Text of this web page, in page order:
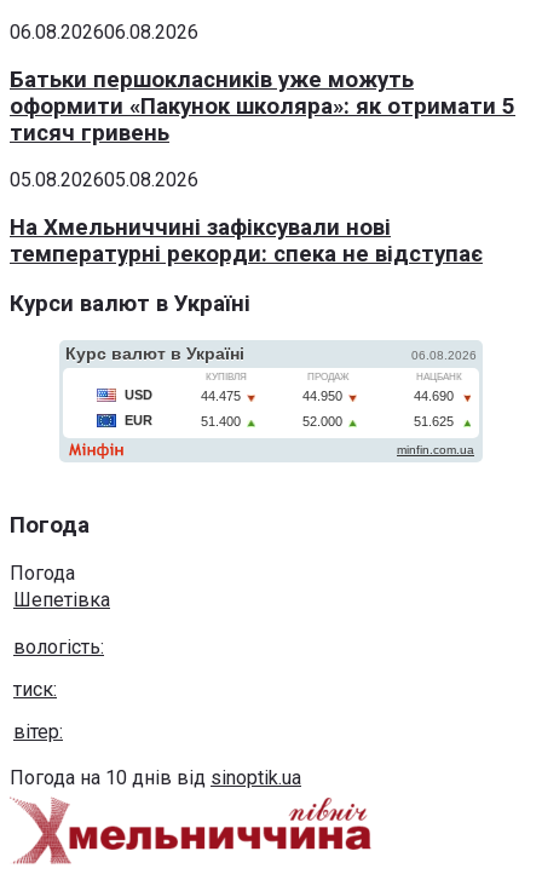
06.08.202606.08.2026
Батьки першокласників уже можуть
оформити «Пакунок школяра»: як отримати 5
тисяч гривень
05.08.202605.08.2026
На Хмельниччині зафіксували нові
температурні рекорди: спека не відступає
Курси валют в Україні
Погода
Погода
Шепетівка
вологість:
тиск:
вітер:
Погода на 10 днів від sinoptik.ua